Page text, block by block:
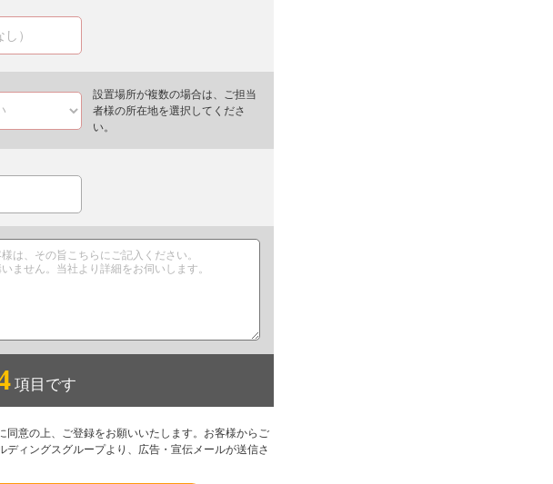
設置場所が複数の場合は、ご担当
者様の所在地を選択してくださ
い。
項目です
同意の上、ご登録をお願いいたします。お客様からご
ィングスグループより、広告・宣伝メールが送信さ